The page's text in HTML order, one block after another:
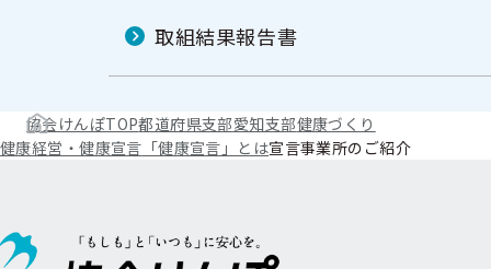
取組結果報告書
協会けんぽTOP都道府県支部愛知支部健康づくり
健康経営・健康宣言 「健康宣言」とは宣言事業所のご紹介